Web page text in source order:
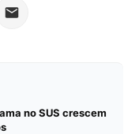
no SUS crescem